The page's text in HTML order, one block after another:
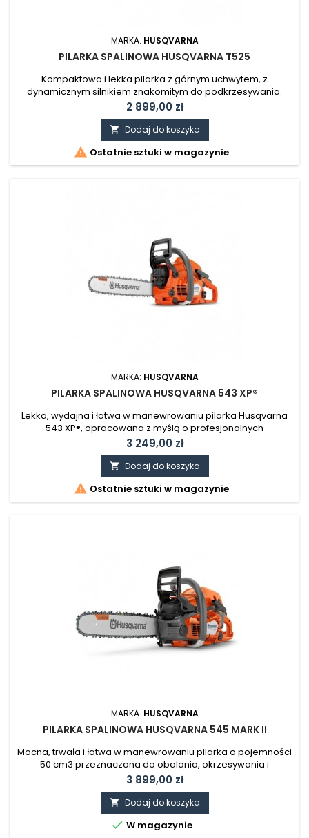
MARKA: HUSQVARNA
PILARKA SPALINOWA HUSQVARNA T525
Kompaktowa i lekka pilarka z górnym uchwytem, z
dynamicznym silnikiem znakomitym do podkrzesywania.
Cena
2 899,00 zł
 Dodaj do koszyka
 Ostatnie sztuki w magazynie
MARKA: HUSQVARNA
PILARKA SPALINOWA HUSQVARNA 543 XP®
Lekka, wydajna i łatwa w manewrowaniu pilarka Husqvarna
543 XP®, opracowana z myślą o profesjonalnych
użytkownikach. Idealna do ścinania i okrzesywania. Dzięki
niskiej wadze można nią pracować przez wiele godzin, bez
obciążenia ciężkim sprzętem.
Cena
3 249,00 zł
 Dodaj do koszyka
 Ostatnie sztuki w magazynie
MARKA: HUSQVARNA
PILARKA SPALINOWA HUSQVARNA 545 MARK II
Mocna, trwała i łatwa w manewrowaniu pilarka o pojemności
50 cm3 przeznaczona do obalania, okrzesywania i
przerzynania małych i średnich drzew. Wyszczuplona
konstrukcja i szereg innowacyjnych funkcji zapewniają
wydajną, niezawodną i komfortową obsługę.
Cena
3 899,00 zł
 Dodaj do koszyka
 W magazynie